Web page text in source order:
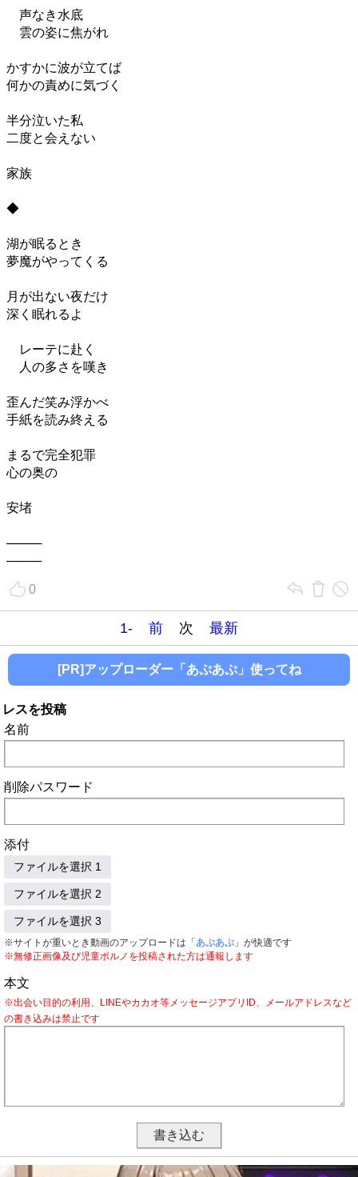
声なき水底
雲の姿に焦がれ
かすかに波が立てば
何かの責めに気づく
半分泣いた私
二度と会えない
家族
◆
湖が眠るとき
夢魔がやってくる
月が出ない夜だけ
深く眠れるよ
レーテに赴く
人の多さを嘆き
歪んだ笑み浮かべ
手紙を読み終える
まるで完全犯罪
心の奥の
安堵
────
────
0
1- 前 次 最新
[PR]アップローダー「あぷあぷ」使ってね
レスを投稿
名前
削除パスワード
添付
ファイルを選択 1
ファイルを選択 2
ファイルを選択 3
※サイトが重いとき動画のアップロードは「 あぷあぷ 」が快適です
※無修正画像及び児童ポルノを投稿された方は通報します
本文
※出会い目的の利用、LINEやカカオ等メッセージアプリID、メールアドレスなど
の書き込みは禁止です